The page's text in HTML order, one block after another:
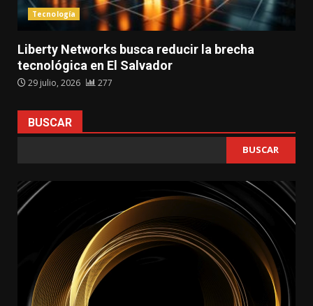
Tecnología
Liberty Networks busca reducir la brecha
tecnológica en El Salvador
29 julio, 2026 277
BUSCAR
BUSCAR